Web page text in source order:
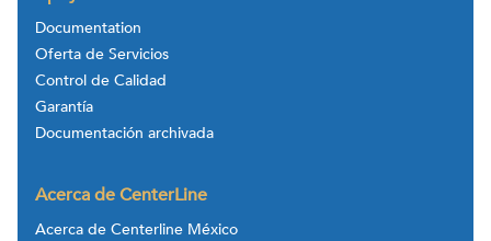
Documentation
Oferta de Servicios
Control de Calidad
Garantía
Documentación archivada
Acerca de CenterLine
Acerca de Centerline México